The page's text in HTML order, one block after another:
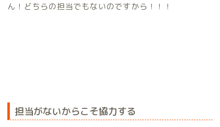
ん！どちらの担当でもないのですから！！！
担当がないからこそ協力する